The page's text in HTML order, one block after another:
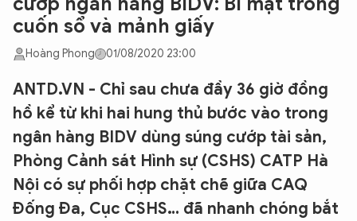
cuốn sổ và mảnh giấy
Hoàng Phong 01/08/2020 23:00
ANTD.VN - Chỉ sau chưa đầy 36 giờ đồng
hồ kể từ khi hai hung thủ bước vào trong
ngân hàng BIDV dùng súng cướp tài sản,
Phòng Cảnh sát Hình sự (CSHS) CATP Hà
Nội có sự phối hợp chặt chẽ giữa CAQ
Đống Đa, Cục CSHS… đã nhanh chóng bắt